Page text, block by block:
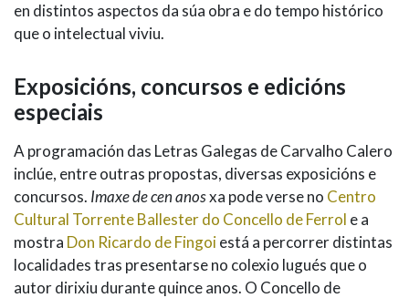
en distintos aspectos da súa obra e do tempo histórico
que o intelectual viviu.
Exposicións, concursos e edicións
especiais
A programación das Letras Galegas de Carvalho Calero
inclúe, entre outras propostas, diversas exposicións e
concursos. Imaxe de cen anosxa pode verse no Centro
Cultural Torrente Ballester do Concello de Ferrol e a
mostra Don Ricardo de Fingoiestá a percorrer distintas
localidades tras presentarse no colexio lugués que o
autor dirixiu durante quince anos. O Concello de